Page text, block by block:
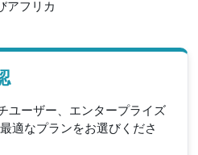
アフリカ
ユーザー、エンタープライズ
適なプランをお選びくださ